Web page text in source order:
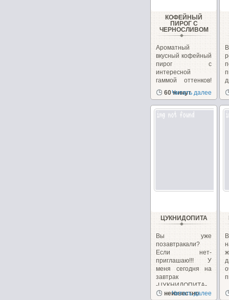
КОФЕЙНЫЙ
ПИРОГ С
ЧЕРНОСЛИВОМ
Ароматный
вкусный кофейный
пирог с
интересной
гаммой оттенков!
По вкусу мне...
60 минут
Читать далее
ЦУКНИДОПИТА
Вы уже
позавтракали?
Если нет-
приглашаю!!! У
меня сегодня на
завтрак
-ЦУКНИДОПИТА-...
неизвестно
Читать далее